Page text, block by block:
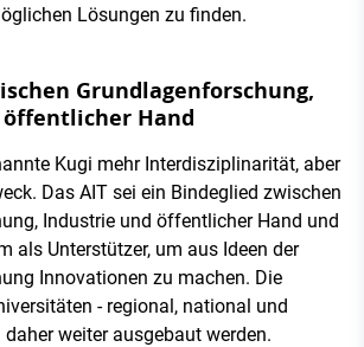
Lösungen zu finden.
Grundlagenforschung,
Hand
Kugi mehr Interdisziplinarität, aber
Das AIT sei ein Bindeglied zwischen
Industrie und öffentlicher Hand und
als Unterstützer, um aus Ideen der
Innovationen zu machen. Die
- regional, national und
weiter ausgebaut werden.